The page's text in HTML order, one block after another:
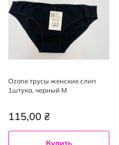
Ozone трусы женские слип
1штука, черный M
115,00 ₴
Купить